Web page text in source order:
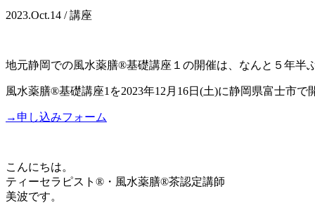
2023.Oct.14 / 講座
地元静岡での風水薬膳®基礎講座１の開催は、なんと５年半
風水薬膳®基礎講座1を2023年12月16日(土)に静岡県富士市で
→申し込みフォーム
こんにちは。
ティーセラピスト®・風水薬膳®茶認定講師
美波です。